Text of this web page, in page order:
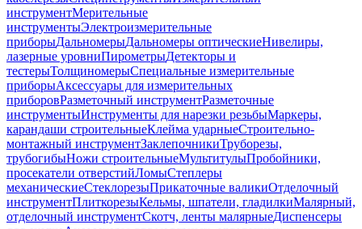
инструментМерительные
инструментыЭлектроизмерительные
приборыДальномерыДальномеры оптическиеНивелиры,
лазерные уровниПирометрыДетекторы и
тестерыТолщиномерыСпециальные измерительные
приборыАксессуары для измерительных
приборовРазметочный инструментРазметочные
инструментыИнструменты для нарезки резьбыМаркеры,
карандаши строительныеКлейма ударныеСтроительно-
монтажный инструментЗаклепочникиТруборезы,
трубогибыНожи строительныеМультитулыПробойники,
просекатели отверстийЛомыСтеплеры
механическиеСтеклорезыПрикаточные валикиОтделочный
инструментПлиткорезыКельмы, шпатели, гладилкиМалярный,
отделочный инструментСкотч, ленты малярныеДиспенсеры